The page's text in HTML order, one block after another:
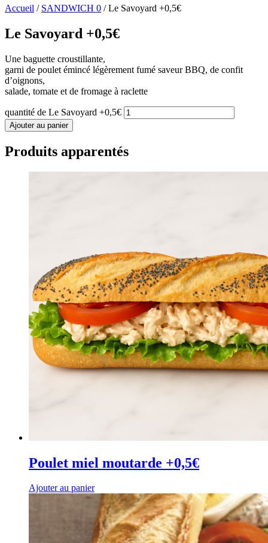
Accueil / SANDWICH 0 / Le Savoyard +0,5€
Le Savoyard +0,5€
Une baguette croustillante,
garni de poulet émincé légèrement fumé saveur BBQ, de confit
d’oignons,
salade, tomate et de fromage à raclette
quantité de Le Savoyard +0,5€
Ajouter au panier
Produits apparentés
Poulet miel moutarde +0,5€
Ajouter au panier